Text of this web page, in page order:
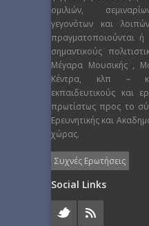
ομιλιών,
γεγονότων και
πραγματοποιούνται ή
σημαντικούς
Μέγαρα Μουσικής ,
Κέντρα, κλπ –
εκπαιδευτικούς και
πρωτίστως προς το
Ερευνητικής και
χώρας.
Συχνές Ερωτήσεις
Social Links